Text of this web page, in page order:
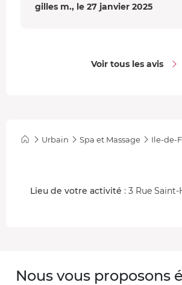
gilles m., le 27 janvier 2025
Voir tous les avis
Urbain Spa et Massage Ile-de-
Lieu de votre activité : 3 Rue Saint-
Nous vous proposons